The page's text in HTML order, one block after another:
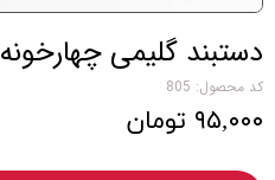
دستبند گلیمی چهارخونه
کد محصول: 805
۹۵,۰۰۰ تومان